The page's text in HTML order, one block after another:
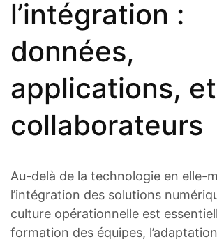
l’intégration :
données,
applications, et
collaborateurs
Au-delà de la technologie en elle-
l’intégration des solutions
culture opérationnelle est
formation des équipes,